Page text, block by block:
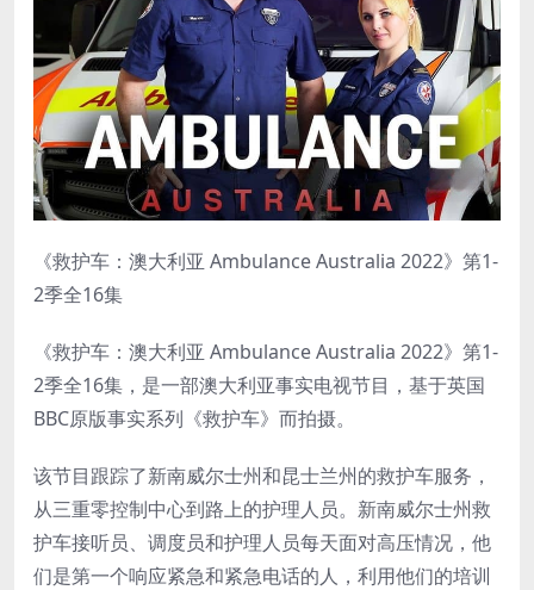
《救护车：澳大利亚 Ambulance Australia 2022》第1-
2季全16集
《救护车：澳大利亚 Ambulance Australia 2022》第1-
2季全16集，是一部澳大利亚事实电视节目，基于英国
BBC原版事实系列《救护车》而拍摄。
该节目跟踪了新南威尔士州和昆士兰州的救护车服务，
从三重零控制中心到路上的护理人员。新南威尔士州救
护车接听员、调度员和护理人员每天面对高压情况，他
们是第一个响应紧急和紧急电话的人，利用他们的培训